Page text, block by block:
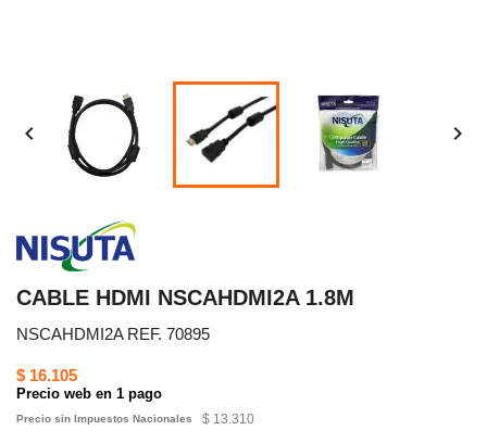
 
CABLE HDMI NSCAHDMI2A 1.8M
NSCAHDMI2A REF. 70895
$ 16.105
Precio web en 1 pago
Precio sin Impuestos Nacionales $ 13.310